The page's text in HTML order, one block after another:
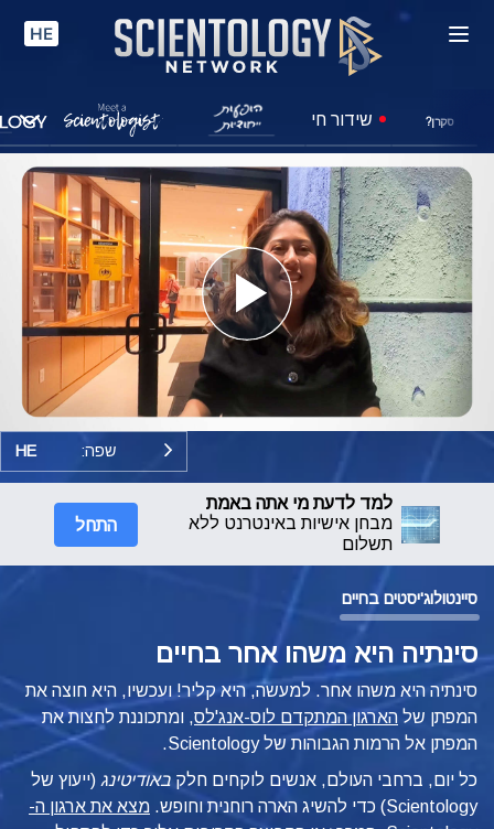
HE
סקרן? שידור חי
Play
Video
שפה: HE
למד לדעת מי אתה באמת
מבחן אישיות באינטרנט ללא
תשלום
התחל
סיינטולוג'יסטים בחיים
סינתיה היא משהו אחר בחיים
סינתיה היא משהו אחר. למעשה, היא קליר! ועכשיו, היא חוצה את
המפתן של הארגון המתקדם לוס-אנג'לס, ומתכוננת לחצות את
המפתן אל הרמות הגבוהות של Scientology.
כל יום, ברחבי העולם, אנשים לוקחים חלק באודיטינג (ייעוץ של
Scientology) כדי להשיג הארה רוחנית וחופש.
מצא את ארגון ה-